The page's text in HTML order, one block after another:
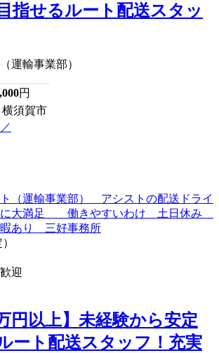
指せるルート配送スタッ
運輸事業部）
円
須賀市
迎
円以上】未経験から安定
ート配送スタッフ！充実